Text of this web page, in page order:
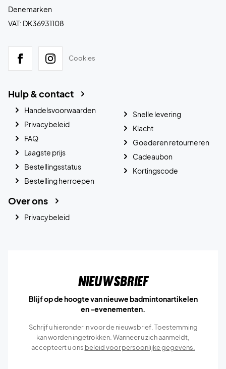
Denemarken
VAT: DK36931108
Cookies
Hulp & contact
Handelsvoorwaarden
Privacybeleid
FAQ
Laagste prijs
Bestellingsstatus
Bestelling herroepen
Snelle levering
Klacht
Goederen retourneren
Cadeaubon
Kortingscode
Over ons
Privacybeleid
Nieuwsbrief
Blijf op de hoogte van nieuwe badmintonartikelen
en -evenementen.
Schrijf u hieronder in voor de nieuwsbrief. Toestemming
kan worden ingetrokken. Wanneer u zich aanmeldt,
accepteert u ons beleid voor persoonlijke gegevens.